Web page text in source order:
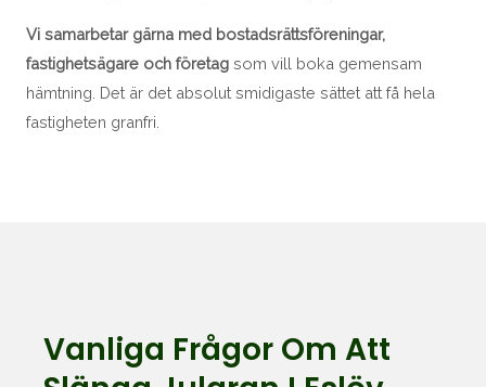
Vi samarbetar gärna med bostadsrättsföreningar,
fastighetsägare och företag som vill boka gemensam
hämtning. Det är det absolut smidigaste sättet att få hela
fastigheten granfri.
Vanliga Frågor Om Att